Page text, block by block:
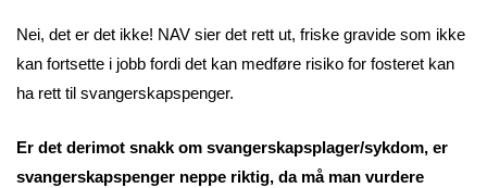
Nei, det er det ikke! NAV sier det rett ut, friske gravide som ikke
kan fortsette i jobb fordi det kan medføre risiko for fosteret kan
ha rett til svangerskapspenger.
Er det derimot snakk om svangerskapsplager/sykdom, er
svangerskapspenger neppe riktig, da må man vurdere